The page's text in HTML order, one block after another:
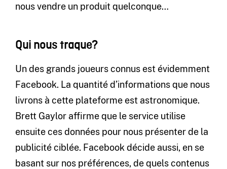
nous vendre un produit quelconque…
Qui nous traque?
Un des grands joueurs connus est évidemment
Facebook. La quantité d’informations que nous
livrons à cette plateforme est astronomique.
Brett Gaylor affirme que le service utilise
ensuite ces données pour nous présenter de la
publicité ciblée. Facebook décide aussi, en se
basant sur nos préférences, de quels contenus